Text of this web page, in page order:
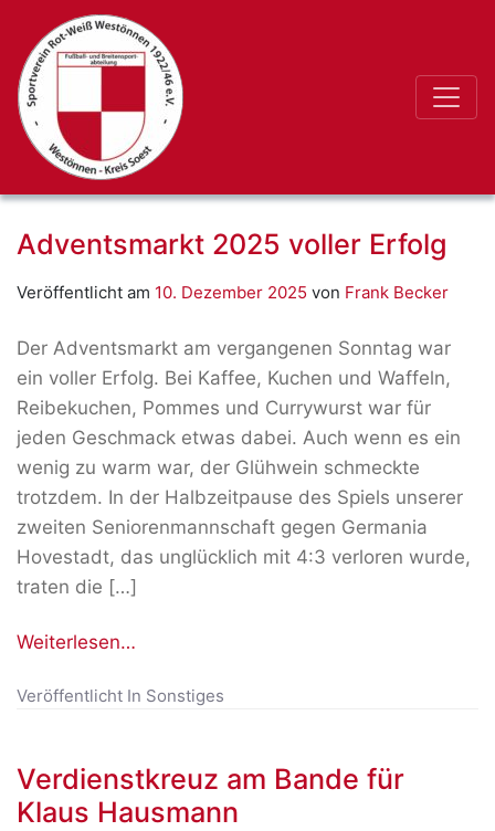
Adventsmarkt 2025 voller Erfolg
Veröffentlicht am 10. Dezember 2025 von Frank Becker
Der Adventsmarkt am vergangenen Sonntag war
ein voller Erfolg. Bei Kaffee, Kuchen und Waffeln,
Reibekuchen, Pommes und Currywurst war für
jeden Geschmack etwas dabei. Auch wenn es ein
wenig zu warm war, der Glühwein schmeckte
trotzdem. In der Halbzeitpause des Spiels unserer
zweiten Seniorenmannschaft gegen Germania
Hovestadt, das unglücklich mit 4:3 verloren wurde,
traten die […]
Weiterlesen…
Veröffentlicht In Sonstiges
Verdienstkreuz am Bande für
Klaus Hausmann